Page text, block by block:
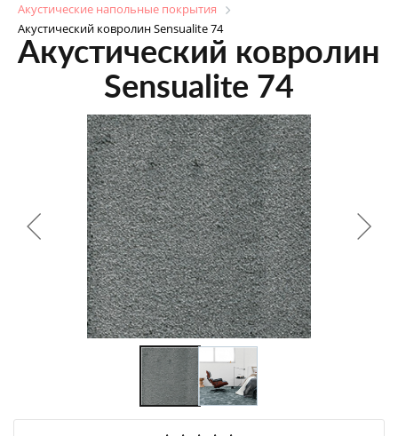
Акустические напольные покрытия
Акустический ковролин Sensualite 74
НАШИ РАБОТЫ
ДЕМО ЗАЛ
КОНТАКТЫ
+7 495-951-3751
+7 495-951-3646
Ежедневно 10:00-20:00
info@h-c-h.ru
Акустический ковролин
Sensualite 74